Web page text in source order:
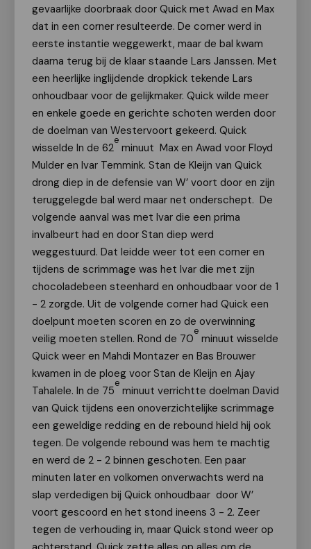
gevaarlijke doorbraak door Quick met Awad en Max
dat in een corner resulteerde. De corner werd in
eerste instantie weggewerkt, maar de bal kwam
daarna terug bij de klaar staande Lars Janssen. Met
een heerlijke inglijdende dropkick tekende Lars
onhoudbaar voor de gelijkmaker. Quick wilde meer
en enkele goede en gerichte schoten werden door
de doelman van Westervoort gekeerd. Quick
wisselde In de 62
e
minuut Max en Awad voor Floyd
Mulder en Ivar Temmink. Stan de Kleijn van Quick
drong diep in de defensie van W’ voort door en zijn
teruggelegde bal werd maar net onderschept. De
volgende aanval was met Ivar die een prima
invalbeurt had en door Stan diep werd
weggestuurd. Dat leidde weer tot een corner en
tijdens de scrimmage was het Ivar die met zijn
chocoladebeen steenhard en onhoudbaar voor de 1
- 2 zorgde. Uit de volgende corner had Quick een
doelpunt moeten scoren en zo de overwinning
veilig moeten stellen. Rond de 70
e
minuut wisselde
Quick weer en Mahdi Montazer en Bas Brouwer
kwamen in de ploeg voor Stan de Kleijn en Ajay
Tahalele. In de 75
e
minuut verrichtte doelman David
van Quick tijdens een onoverzichtelijke scrimmage
een geweldige redding en de rebound hield hij ook
tegen. De volgende rebound was hem te machtig
en werd de 2 - 2 binnen geschoten. Een paar
minuten later en volkomen onverwachts werd na
slap verdedigen bij Quick onhoudbaar door W’
voort gescoord en het stond ineens 3 - 2. Zeer
tegen de verhouding in, maar Quick stond weer op